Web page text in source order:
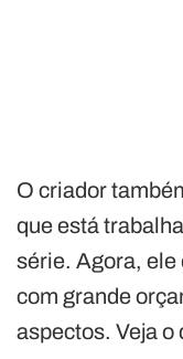
O criador
que está
série. Agora, ele
com grande
aspectos. Veja o